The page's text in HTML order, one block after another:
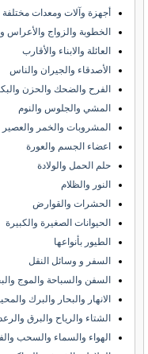
أجهزة وآلات ومعدات مختلفة
الخطوبة والزواج والأعراس
العائلة والابناء والأقارب
الأصدقاء والجيران والناس
الفرح والضحك والحزن
المشي والجلوس والنوم
المشروبات والخمر والعصير
اعضاء الجسم والعورة
حلم الحمل والولادة
النور والظلام
الحشرات والقوارض
الحيوانات الصغيرة والكبيرة
الطيور بأنواعها
السفر و وسائل النقل
السفن والسباحة والموج
الانهار والبحار والبرك
الشتاء والرياح والبرق والرعد
الهواء والسماء والسحب